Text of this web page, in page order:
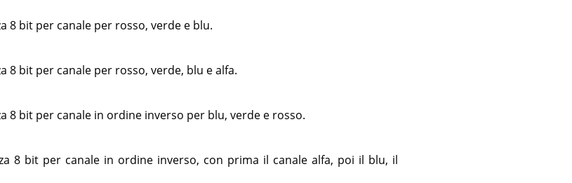
8 bit per canale per rosso, verde e blu.
8 bit per canale per rosso, verde, blu e alfa.
8 bit per canale in ordine inverso per blu, verde e rosso.
8 bit per canale in ordine inverso, con prima il canale alfa, poi il blu, il